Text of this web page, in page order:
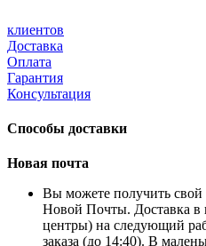
клиентов
Доставка
Оплата
Гарантия
Консультация
Способы доставки
Новая почта
Вы можете получить свой
Новой Почты. Доставка в
центры) на следующий
заказа (до 14:40). В